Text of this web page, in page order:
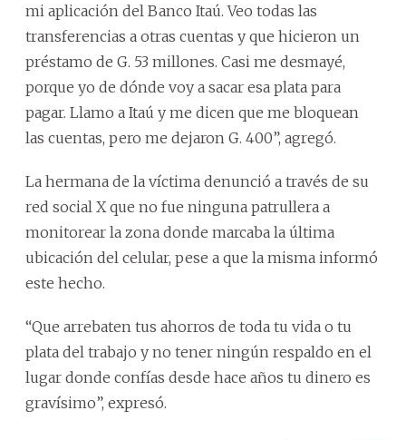
mi aplicación del Banco Itaú. Veo todas las
transferencias a otras cuentas y que hicieron un
préstamo de G. 53 millones. Casi me desmayé,
porque yo de dónde voy a sacar esa plata para
pagar. Llamo a Itaú y me dicen que me bloquean
las cuentas, pero me dejaron G. 400”, agregó.
La hermana de la víctima denunció a través de su
red social X que no fue ninguna patrullera a
monitorear la zona donde marcaba la última
ubicación del celular, pese a que la misma informó
este hecho.
“Que arrebaten tus ahorros de toda tu vida o tu
plata del trabajo y no tener ningún respaldo en el
lugar donde confías desde hace años tu dinero es
gravísimo”, expresó.